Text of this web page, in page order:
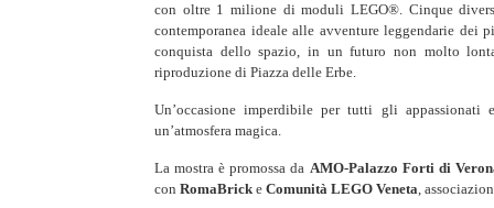
con oltre 1 milione di moduli LEGO®. Cinque
contemporanea ideale alle avventure leggendarie
conquista dello spazio, in un futuro non molto
riproduzione di Piazza delle Erbe.
Un’occasione imperdibile per tutti gli
un’atmosfera magica.
La mostra è promossa da AMO-Palazzo Forti di
con RomaBrick e Comunità LEGO Veneta,